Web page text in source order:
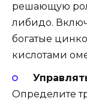
решающую
либидо.
богатые
кислотами
Определите